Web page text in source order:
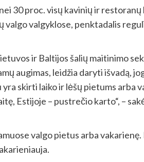
30 proc. visų kavinių ir
valgyklose, penktadalis
ir Baltijos šalių maitinimo
augimas, leidžia daryti išvadą,
skirti laiko ir lėšų pietums arba
Estijoje – pustrečio karto“, –
valgo pietus arba